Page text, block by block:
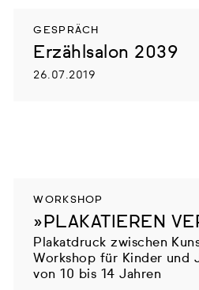
GESPRÄCH
Erzählsalon 2039
26.07.2019
WORKSHOP
»PLAKATIEREN
Plakatdruck zwischen
Workshop für Kinder und
von 10 bis 14 Jahren